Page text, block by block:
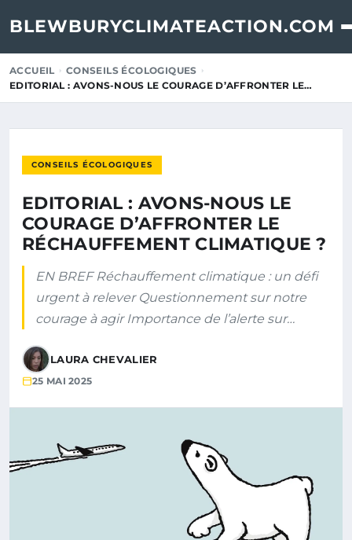
BLEWBURYCLIMATEACTION.COM
ACCUEIL
CONSEILS ÉCOLOGIQUES
EDITORIAL : AVONS-NOUS LE COURAGE D’AFFRONTER LE…
CONSEILS ÉCOLOGIQUES
EDITORIAL : AVONS-NOUS LE
COURAGE D’AFFRONTER LE
RÉCHAUFFEMENT CLIMATIQUE ?
EN BREF Réchauffement climatique : un défi
urgent à relever Questionnement sur notre
courage à agir Importance de l’alerte sur…
LAURA CHEVALIER
25 MAI 2025